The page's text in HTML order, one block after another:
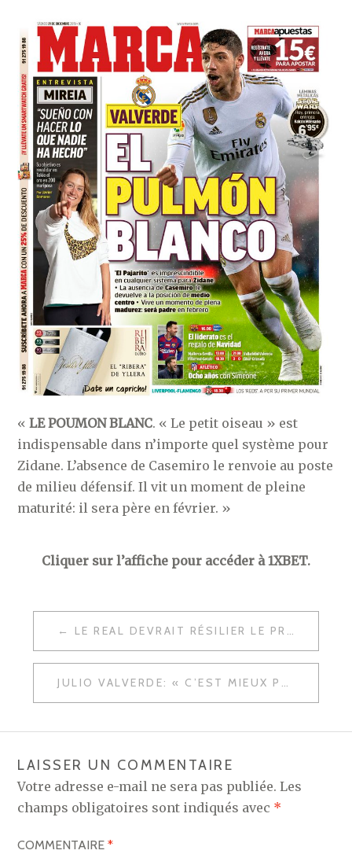
«LE POUMON BLANC. « Le petit oiseau » est
indispensable dans n’importe quel système pour
Zidane. L’absence de Casemiro le renvoie au poste
de milieu défensif. Il vit un moment de pleine
maturité: il sera père en février. »
Cliquer sur l’affiche pour accéder à 1XBET.
NAVIGATION
DE
L’ARTICLE
LE REAL DEVRAIT RÉSILIER LE PRÊT DE LUNIN
JULIO VALVERDE: « C’EST MIEUX POUR LUI QUE POGBA NE SOIT PAS VENU »
LAISSER UN COMMENTAIRE
Votre adresse e-mail ne sera pas publiée. Les
champs obligatoires sont indiqués avec *
COMMENTAIRE*